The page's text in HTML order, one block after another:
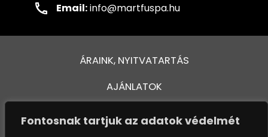
Fontosnak tartjuk az adatok védelmét
Email:info@martfuspa.hu
ÁRAINK, NYITVATARTÁS
AJÁNLATOK